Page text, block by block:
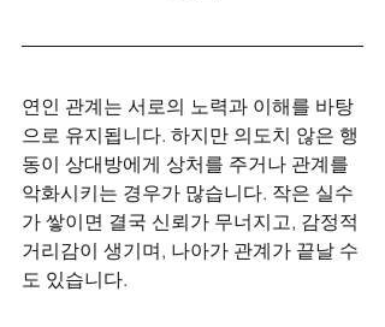
연인 관계는 서로의 노력과 이해를 바탕
으로 유지됩니다. 하지만 의도치 않은 행
동이 상대방에게 상처를 주거나 관계를
악화시키는 경우가 많습니다. 작은 실수
가 쌓이면 결국 신뢰가 무너지고, 감정적
거리감이 생기며, 나아가 관계가 끝날 수
도 있습니다.